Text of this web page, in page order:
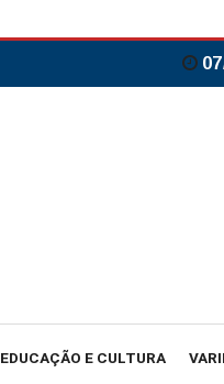
EDUCAÇÃO E CULTURA